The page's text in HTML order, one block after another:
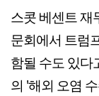
스콧 베센트 재
문회에서 트럼
함될 수도 있다
의 '해외 오염